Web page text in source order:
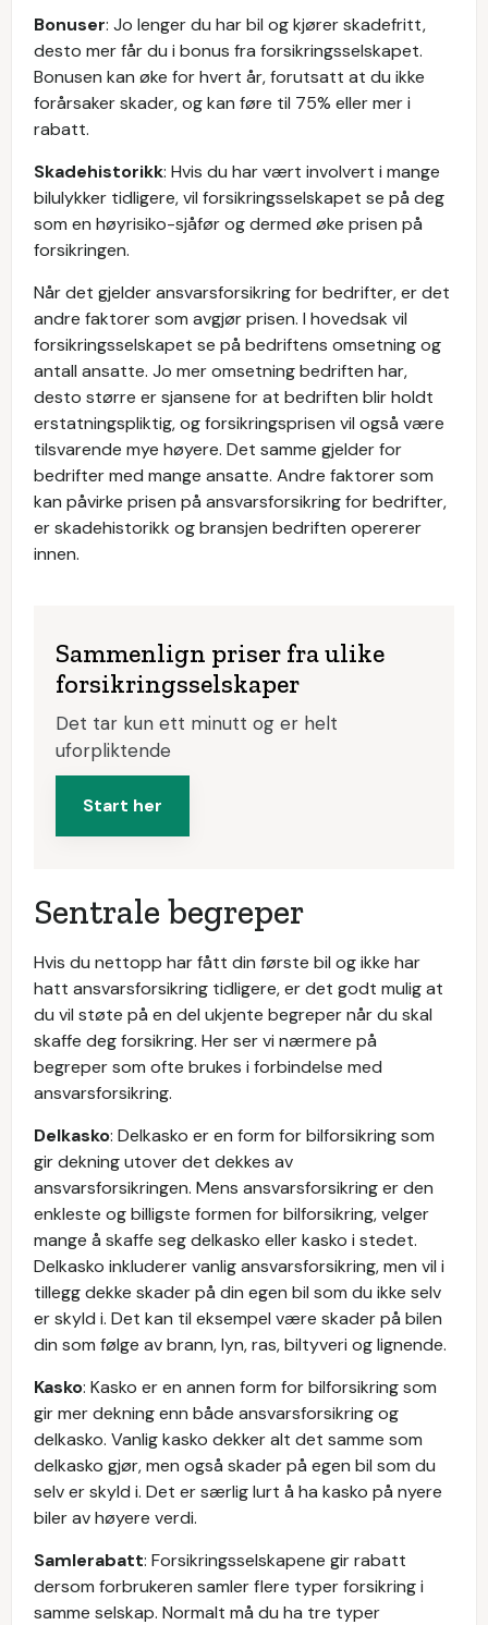
Bonuser: Jo lenger du har bil og kjører skadefritt,
desto mer får du i bonus fra forsikringsselskapet.
Bonusen kan øke for hvert år, forutsatt at du ikke
forårsaker skader, og kan føre til 75% eller mer i
rabatt.
Skadehistorikk: Hvis du har vært involvert i mange
bilulykker tidligere, vil forsikringsselskapet se på deg
som en høyrisiko-sjåfør og dermed øke prisen på
forsikringen.
Når det gjelder ansvarsforsikring for bedrifter, er det
andre faktorer som avgjør prisen. I hovedsak vil
forsikringsselskapet se på bedriftens omsetning og
antall ansatte. Jo mer omsetning bedriften har,
desto større er sjansene for at bedriften blir holdt
erstatningspliktig, og forsikringsprisen vil også være
tilsvarende mye høyere. Det samme gjelder for
bedrifter med mange ansatte. Andre faktorer som
kan påvirke prisen på ansvarsforsikring for bedrifter,
er skadehistorikk og bransjen bedriften opererer
innen.
Sammenlign priser fra ulike
forsikringsselskaper
Det tar kun ett minutt og er helt
uforpliktende
Start her
Sentrale begreper
Hvis du nettopp har fått din første bil og ikke har
hatt ansvarsforsikring tidligere, er det godt mulig at
du vil støte på en del ukjente begreper når du skal
skaffe deg forsikring. Her ser vi nærmere på
begreper som ofte brukes i forbindelse med
ansvarsforsikring.
Delkasko: Delkasko er en form for bilforsikring som
gir dekning utover det dekkes av
ansvarsforsikringen. Mens ansvarsforsikring er den
enkleste og billigste formen for bilforsikring, velger
mange å skaffe seg delkasko eller kasko i stedet.
Delkasko inkluderer vanlig ansvarsforsikring, men vil i
tillegg dekke skader på din egen bil som du ikke selv
er skyld i. Det kan til eksempel være skader på bilen
din som følge av brann, lyn, ras, biltyveri og lignende.
Kasko: Kasko er en annen form for bilforsikring som
gir mer dekning enn både ansvarsforsikring og
delkasko. Vanlig kasko dekker alt det samme som
delkasko gjør, men også skader på egen bil som du
selv er skyld i. Det er særlig lurt å ha kasko på nyere
biler av høyere verdi.
Samlerabatt: Forsikringsselskapene gir rabatt
dersom forbrukeren samler flere typer forsikring i
samme selskap. Normalt må du ha tre typer